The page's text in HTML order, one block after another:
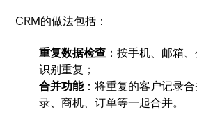
CRM的做法包括：
重复数据检查 ：按手机、邮箱
识别重复；
合并功能：将重复的客户记录
录、商机、订单等一起合并。